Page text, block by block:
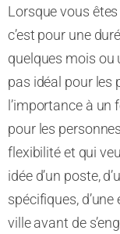
Lorsque vous
c’est pour une
quelques mois ou
pas idéal pour les
l’importance à un
pour les
flexibilitéet qui
idée d’un poste,
spécifiques,
ville avant de